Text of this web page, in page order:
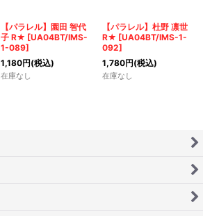
【パラレル】園田 智代
子 R★ [UA04BT/IMS-
1-089]
1,180円(税込)
在庫なし
【パラレル】杜野 凛世
R★ [UA04BT/IMS-1-
092]
1,780円(税込)
在庫なし